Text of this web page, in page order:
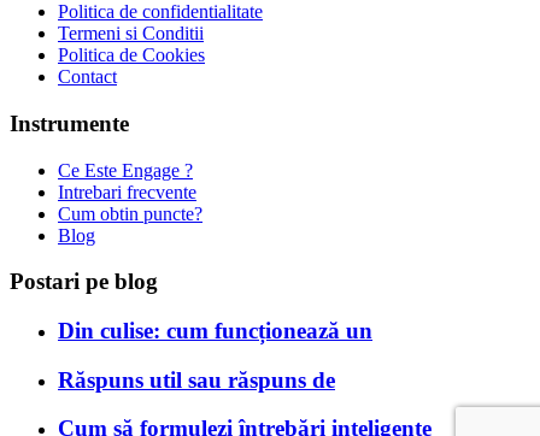
Politica de confidentialitate
Termeni si Conditii
Politica de Cookies
Contact
Instrumente
Ce Este Engage ?
Intrebari frecvente
Cum obtin puncte?
Blog
Postari pe blog
Din culise: cum funcționează un
Răspuns util sau răspuns de
Cum să formulezi întrebări inteligente